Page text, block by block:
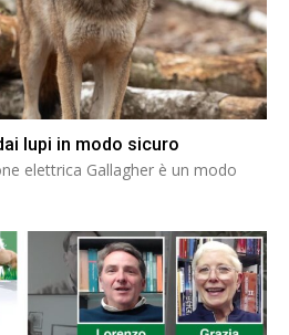
lupi in modo sicuro
elettrica Gallagher è un modo